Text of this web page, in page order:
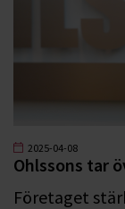
2025-04-08
Ohlssons tar
Företaget